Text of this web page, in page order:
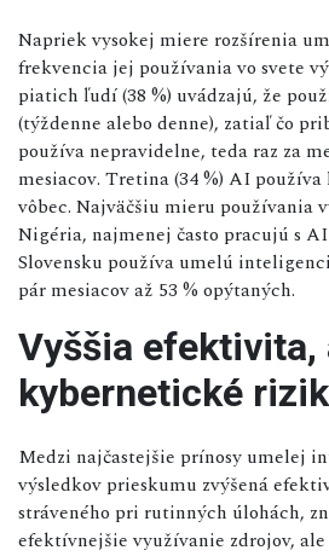
Napriek vysokej miere rozšírenia
frekvencia jej používania vo svete
piatich ľudí (38 %) uvádzajú, že
(týždenne alebo denne), zatiaľ čo
používa nepravidelne, teda raz za
mesiacov. Tretina (34 %) AI
vôbec. Najväčšiu mieru používania
Nigéria, najmenej často pracujú s
Slovensku používa umelú
pár mesiacov až 53 % opýtaných.
Vyššia efektivita,
kybernetické
Medzi najčastejšie prínosy umelej
výsledkov prieskumu zvýšená
stráveného pri rutinných úlohách,
efektívnejšie využívanie zdrojov,